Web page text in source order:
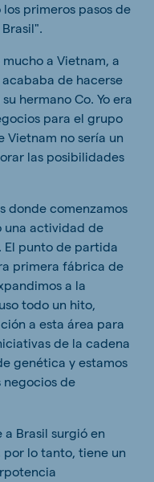
primeros pasos de
a Vietnam, a
de hacerse
hermano Co. Yo era
para el grupo
Vietnam no sería un
las posibilidades
donde comenzamos
una actividad de
El punto de partida
primera fábrica de
a la
todo un hito,
a esta área para
de la cadena
genética y estamos
negocios de
a Brasil surgió en
por lo tanto, tiene un